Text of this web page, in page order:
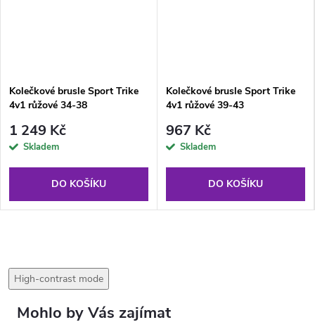
Kolečkové brusle Sport Trike
4v1 růžové 34-38
1 249 Kč
Skladem
DO KOŠÍKU
Kolečkové brusle Sport Trike
4v1 růžové 39-43
967 Kč
Skladem
DO KOŠÍKU
High-contrast mode